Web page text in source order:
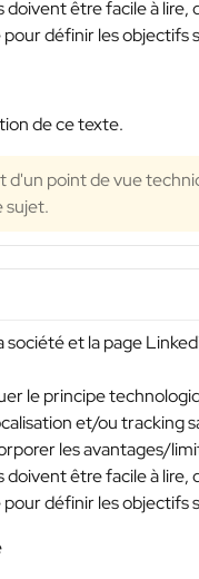
être facile à lire,
définir les objectifs
de ce texte.
point de vue
sujet.
et la page
le principe
et/ou tracking
les avantages/
être facile à lire,
définir les objectifs